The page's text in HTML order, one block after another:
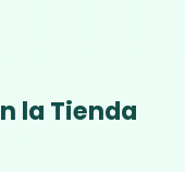
la Tienda